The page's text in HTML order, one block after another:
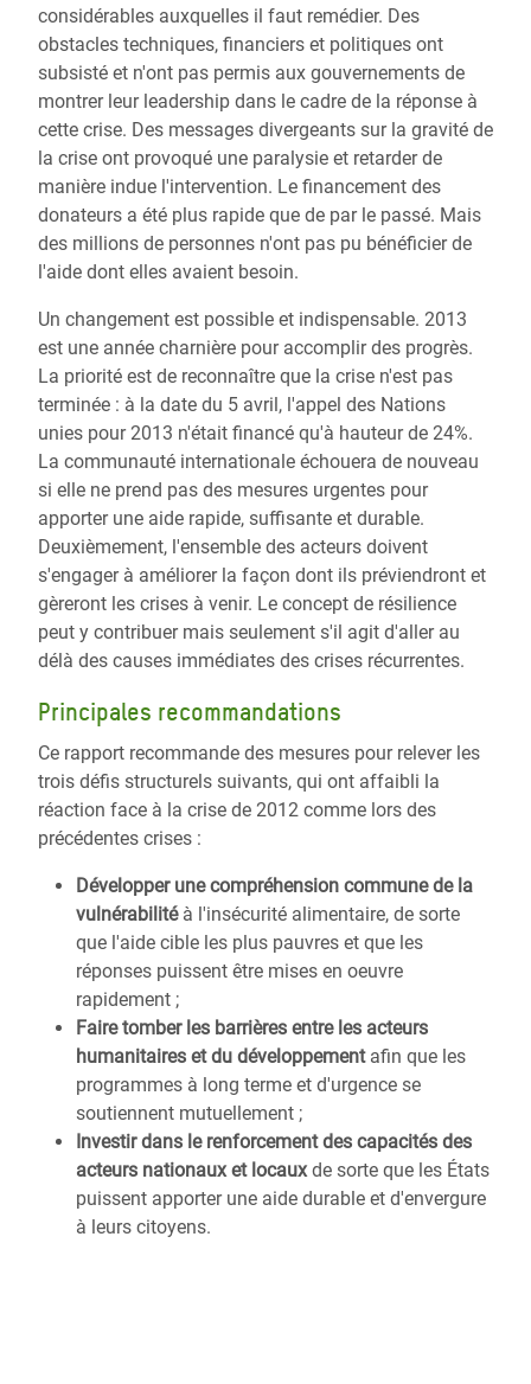
considérables auxquelles il faut remédier. Des
obstacles techniques, financiers et politiques ont
subsisté et n'ont pas permis aux gouvernements de
montrer leur leadership dans le cadre de la réponse à
cette crise. Des messages divergeants sur la gravité de
la crise ont provoqué une paralysie et retarder de
manière indue l'intervention. Le financement des
donateurs a été plus rapide que de par le passé. Mais
des millions de personnes n'ont pas pu bénéficier de
l'aide dont elles avaient besoin.
Un changement est possible et indispensable. 2013
est une année charnière pour accomplir des progrès.
La priorité est de reconnaître que la crise n'est pas
terminée : à la date du 5 avril, l'appel des Nations
unies pour 2013 n'était financé qu'à hauteur de 24%.
La communauté internationale échouera de nouveau
si elle ne prend pas des mesures urgentes pour
apporter une aide rapide, suffisante et durable.
Deuxièmement, l'ensemble des acteurs doivent
s'engager à améliorer la façon dont ils préviendront et
gèreront les crises à venir. Le concept de résilience
peut y contribuer mais seulement s'il agit d'aller au
délà des causes immédiates des crises récurrentes.
Principales recommandations
Ce rapport recommande des mesures pour relever les
trois défis structurels suivants, qui ont affaibli la
réaction face à la crise de 2012 comme lors des
précédentes crises :
Développer une compréhension commune de la
vulnérabilitéà l'insécurité alimentaire, de sorte
que l'aide cible les plus pauvres et que les
réponses puissent être mises en oeuvre
rapidement ;
Faire tomber les barrières entre les acteurs
humanitaires et du développementafin que les
programmes à long terme et d'urgence se
soutiennent mutuellement ;
Investir dans le renforcement des capacités des
acteurs nationaux et locauxde sorte que les États
puissent apporter une aide durable et d'envergure
à leurs citoyens.